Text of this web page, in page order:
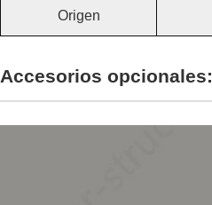
Origen
Accesorios opcionales: